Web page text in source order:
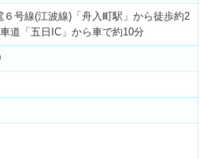
６号線(江波線)「舟入町駅」から徒歩約2
道「五日IC」から車で約10分